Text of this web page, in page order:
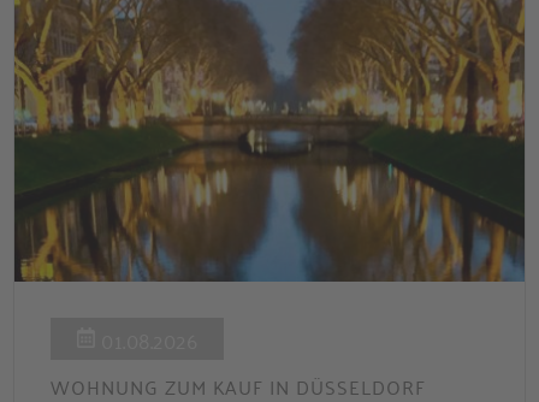
WOHNUNG ZUM KAUF IN DÜSSELDORF